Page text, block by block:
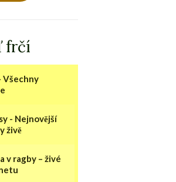
frčí
Všechny
- Nejnovější
živě
v ragby – živé